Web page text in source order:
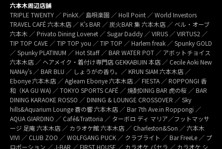
六本木周辺店舗
TRIPLE TWENTY ／ PinkX／ 島唄楽園 ／ Holl Point ／ World Investors
TRAVEL CAFÉ 六本木店 ／ K’s BAR ／ 炭火BAR 集 六本木店 ／ ベル・オーブ
六本木 ／ Privato Dining Lovenet ／ Sugar Daddy ／ VIRUS ／ VIRTUS2 ／
TIP TOP CAVE ／ TIP TOP you ／ TIP TOP ／ Harlem freak ／ Spunky GOLD
／ Spunky PLATINUM ／ Hot Staff ／ BAR WATER POT ／ アボットチョイス
六本木店 ／ ヘアメイク・着付け専門店 GEKKABIJIN 本店 ／ Cecile Aoki New
NANAy’s ／ BAR BLU ／ しょうがの香り。／ KRUN SIAM 六本木店 ／
Ebonye 六本木店 ／ Agleam Ebonye 六本木店 ／ FIESTA ／ ROPPONGI 香
和（KA GU WA) ／ TOKYO SPORTS CAFÉ ／ 焼酎DINIG BAR 虎の桜 ／ BAR
DINING KARAOKE ROSSO ／ DINING & LOUNGE CROSSOVER ／ Sky
hills&Aquarium Lounge 蒼の響 六本木店 ／ Bar 7th Ave.in Roppongi ／
AQUA GIARDINO ／ Café&Trattoria ／ ターボロ ディ マリア／フットマッサ
ージ 足庵 六本木店 ／ カラオケ館 六本木店 ／ Charleston&Son ／ 六本木
VIVI ／ CLUB ZOO ／ WOLFGANG PUCK ／ クラブライト ／ Bar FreeLe ／ プ
ロポーション ／ J-BAR ／ FIRST HOUSE ／ カラオケ パセラ ／ カラオケ シ